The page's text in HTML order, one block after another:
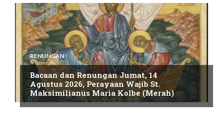
RENUNGAN
Bacaan dan Renungan Jumat, 14
Agustus 2026, Perayaan Wajib St.
Maksimilianus Maria Kolbe (Merah)